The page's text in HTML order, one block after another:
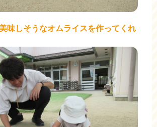
味しそうなオムライスを作ってくれ